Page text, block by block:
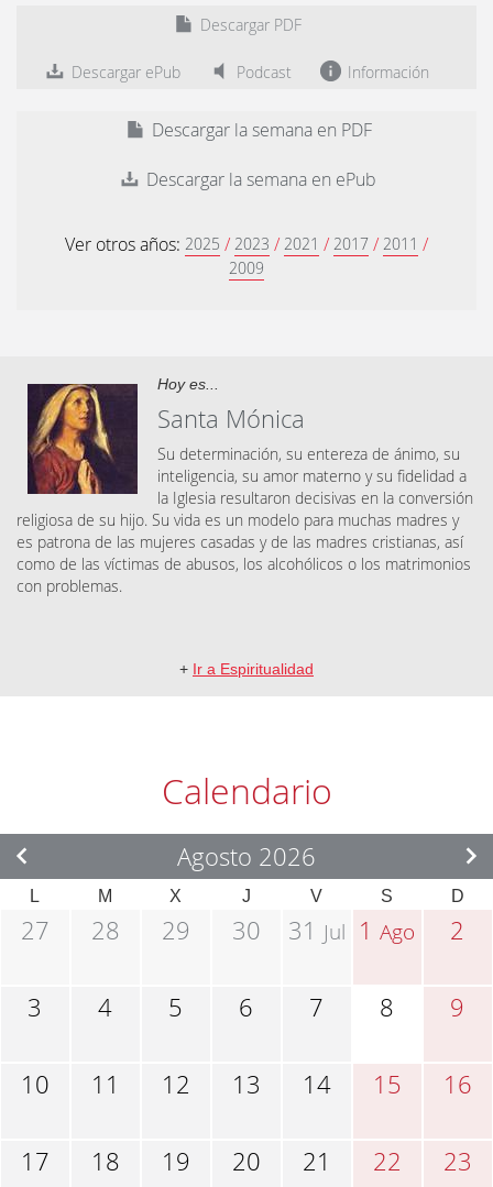
Descargar PDF
Descargar ePub Podcast Información
Descargar la semana en PDF
Descargar la semana en ePub
Ver otros años: 2025 / 2023 / 2021 / 2017 / 2011 /
2009
Hoy es...
Santa Mónica
Su determinación, su entereza de ánimo, su
inteligencia, su amor materno y su fidelidad a
la Iglesia resultaron decisivas en la conversión
religiosa de su hijo. Su vida es un modelo para muchas madres y
es patrona de las mujeres casadas y de las madres cristianas, así
como de las víctimas de abusos, los alcohólicos o los matrimonios
con problemas.
+ Ir a Espiritualidad
Calendario
Agosto 2026
L M X J V S D
27 28 29 30 31 Jul 1Ago 2
3 4 5 6 7 8 9
10 11 12 13 14 15 16
17 18 19 20 21 22 23